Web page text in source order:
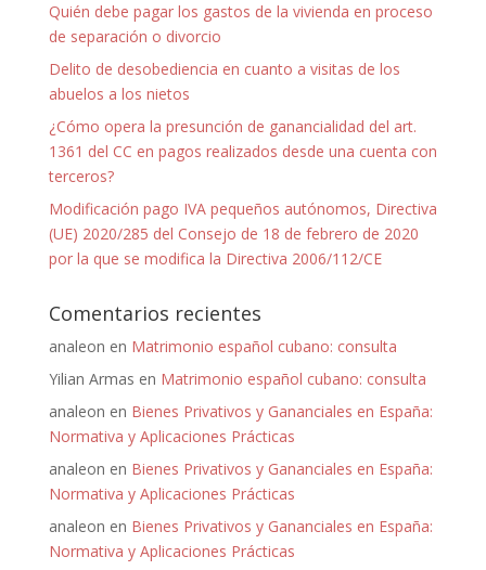
Quién debe pagar los gastos de la vivienda en proceso
de separación o divorcio
Delito de desobediencia en cuanto a visitas de los
abuelos a los nietos
¿Cómo opera la presunción de ganancialidad del art.
1361 del CC en pagos realizados desde una cuenta con
terceros?
Modificación pago IVA pequeños autónomos, Directiva
(UE) 2020/285 del Consejo de 18 de febrero de 2020
por la que se modifica la Directiva 2006/112/CE
Comentarios recientes
analeon en Matrimonio español cubano: consulta
Yilian Armas en Matrimonio español cubano: consulta
analeon en Bienes Privativos y Gananciales en España:
Normativa y Aplicaciones Prácticas
analeon en Bienes Privativos y Gananciales en España:
Normativa y Aplicaciones Prácticas
analeon en Bienes Privativos y Gananciales en España:
Normativa y Aplicaciones Prácticas